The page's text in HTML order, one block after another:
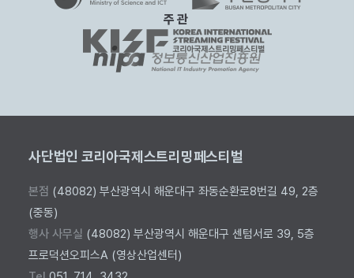
주관
사단법인 코리아국제스트리밍페스티벌
본점 (48082) 부산광역시 해운대구 좌동순환로8번길 49, 2층
(중동)
행사 사무실 (48082) 부산광역시 해운대구 센텀서로 39, 5층
프로덕션오피스A (영상산업센터)